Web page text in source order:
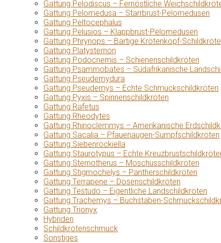
Gattung Pelodiscus – Fernöstliche
Gattung Pelomedusa – Starrbrust-Pelomedusen
Gattung Peltocephalus
Gattung Pelusios – Klappbrust-Pelomedusen
Gattung Phrynops – Bärtige Krötenkopf-
Gattung Platysternon
Gattung Podocnemis – Schienenschildkröten
Gattung Psammobates – Südafrikanische
Gattung Pseudemydura
Gattung Pseudemys – Echte Schmuckschildkröten
Gattung Pyxis – Spinnenschildkröten
Gattung Rafetus
Gattung Rheodytes
Gattung Rhinoclemmys – Amerikanische
Gattung Sacalia – Pfauenaugen-Sumpfschildkröten
Gattung Siebenrockiella
Gattung Staurotypus – Echte
Gattung Sternotherus – Moschusschildkröten
Gattung Stigmochelys – Pantherschildkröten
Gattung Terrapene – Dosenschildkröten
Gattung Testudo – Eigentliche Landschildkröten
Gattung Trachemys – Buchstaben-
Gattung Trionyx
Hybriden
Schildkrötenschmuck
Sonstiges